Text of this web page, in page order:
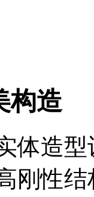
构造
体造
刚性